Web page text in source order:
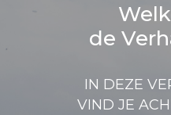
de
IN DEZE
VIND JE